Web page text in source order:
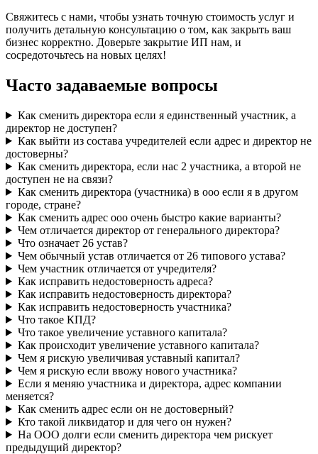
Свяжитесь с нами, чтобы узнать точную стоимость услуг и
получить детальную консультацию о том, как закрыть ваш
бизнес корректно. Доверьте закрытие ИП нам, и
сосредоточьтесь на новых целях!
Часто задаваемые вопросы
Как сменить директора если я единственный участник, а
директор не доступен?
Как выйти из состава учредителей если адрес и директор не
достоверны?
Как сменить директора, если нас 2 участника, а второй не
доступен не на связи?
Как сменить директора (участника) в ооо если я в другом
городе, стране?
Как сменить адрес ооо очень быстро какие варианты?
Чем отличается директор от генерального директора?
Что означает 26 устав?
Чем обычный устав отличается от 26 типового устава?
Чем участник отличается от учредителя?
Как исправить недостоверность адреса?
Как исправить недостоверность директора?
Как исправить недостоверность участника?
Что такое КПД?
Что такое увеличение уставного капитала?
Как происходит увеличение уставного капитала?
Чем я рискую увеличивая уставный капитал?
Чем я рискую если ввожу нового участника?
Если я меняю участника и директора, адрес компании
меняется?
Как сменить адрес если он не достоверный?
Кто такой ликвидатор и для чего он нужен?
На ООО долги если сменить директора чем рискует
предыдущий директор?